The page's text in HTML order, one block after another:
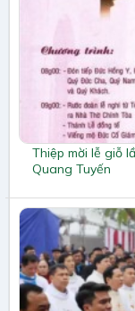
Thiệp mời lễ giỗ
Quang Tuyến